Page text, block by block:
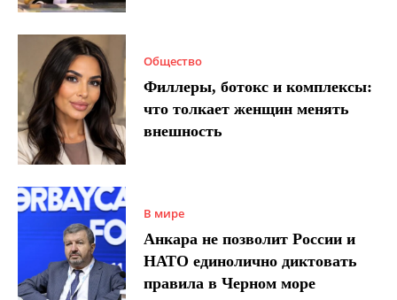
Общество
Филлеры, ботокс и комплексы:
что толкает женщин менять
внешность
В мире
Анкара не позволит России и
НАТО единолично диктовать
правила в Черном море